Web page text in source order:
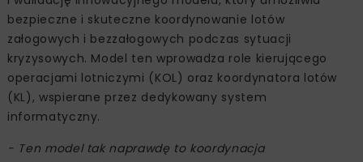
bezpieczne i skuteczne koordynowanie lotów
załogowych i bezzałogowych podczas sytuacji
kryzysowych. Model ten wprowadza role kierującego
operacjami lotniczymi (KOL) oraz koordynatora lotów
(KL), wspierane przez dedykowany system
informatyczny.
- Ten model tak naprawdę to koordynacja